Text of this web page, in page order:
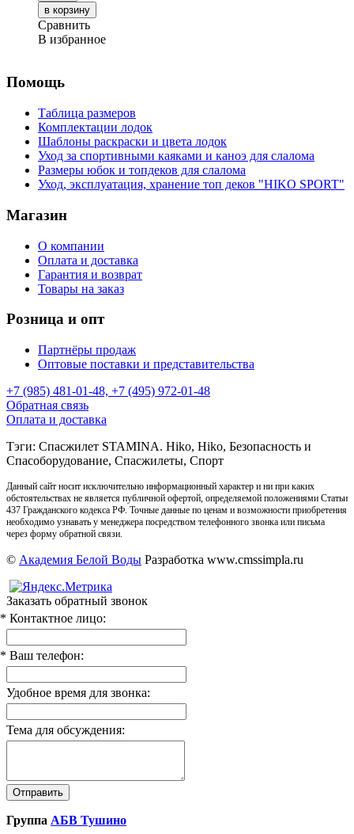
Сравнить
В избранное
Помощь
Таблица размеров
Комплектации лодок
Шаблоны раскраски и цвета лодок
Уход за спортивными каяками и каноэ для слалома
Размеры юбок и топдеков для слалома
Уход, эксплуатация, хранение топ деков "HIKO SPORT"
Магазин
О компании
Оплата и доставка
Гарантия и возврат
Товары на заказ
Розница и опт
Партнёры продаж
Оптовые поставки и представительства
+7 (985) 481-01-48, +7 (495) 972-01-48
Обратная связь
Оплата и доставка
Тэги: Спасжилет STAMINA. Hiko, Hiko, Безопасность и
Спасоборудование, Спасжилеты, Спорт
Данный сайт носит исключительно информационный характер и ни при каких
обстоятельствах не является публичной офертой, определяемой положениями Статьи
437 Гражданского кодекса РФ. Точные данные по ценам и возможности приобретения
необходимо узнавать у менеджера посредством телефонного звонка или письма
через форму обратной связи.
© Академия Белой Воды Разработка www.cmssimpla.ru
Заказать обратный звонок
* Контактное лицо:
* Ваш телефон:
Удобное время для звонка:
Тема для обсуждения:
Группа АБВ Тушино